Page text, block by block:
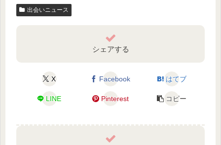
出会いニュース
シェアする
X Facebook はてブ
LINE Pinterest コピー